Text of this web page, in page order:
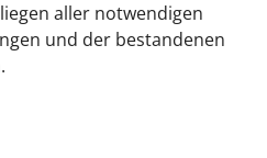
aller notwendigen
und der bestandenen